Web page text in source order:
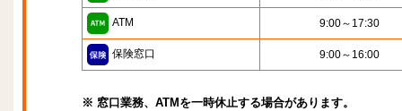
ATM 9:00～17:30
保険窓口 9:00～16:00
※ 窓口業務、ATMを一時休止する場合があります。